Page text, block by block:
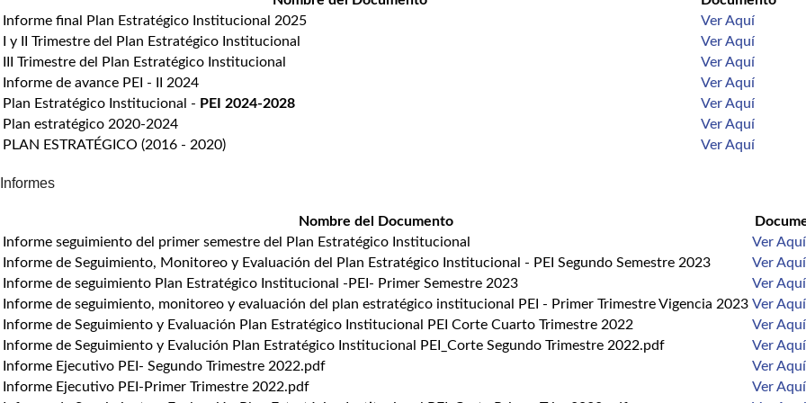
Informe final Plan Estratégico Institucional 2025
Ver Aquí
I y II Trimestre del Plan Estratégico Institucional
Ver Aquí
III Trimestre del Plan Estratégico Institucional
Ver Aquí
Informe de avance PEI - II 2024
Ver Aquí
Plan Estratégico Institucional - PEI 2024-2028
Ver Aquí
Plan estratégico 2020-2024
Ver Aquí
PLAN ESTRATÉGICO (2016 - 2020)
Ver Aquí
Informes
Nombre del Documento
Informe seguimiento del primer semestre del Plan Estratégico Institucional
Ver Aquí
Informe de Seguimiento, Monitoreo y Evaluación del Plan Estratégico Institucional - PEI Segundo Semestre 2023
Ver Aquí
Informe de seguimiento Plan Estratégico Institucional -PEI- Primer Semestre 2023
Ver Aquí
Informe de seguimiento, monitoreo y evaluación del plan estratégico institucional PEI - Primer Trimestre Vigencia 2023 Ver Aquí
Informe de Seguimiento y Evaluación Plan Estratégico Institucional PEI Corte Cuarto Trimestre 2022
Ver Aquí
Informe de Seguimiento y Evalución Plan Estratégico Institucional PEI_Corte Segundo Trimestre 2022.pdf
Ver Aquí
Informe Ejecutivo PEI- Segundo Trimestre 2022.pdf
Ver Aquí
Informe Ejecutivo PEI-Primer Trimestre 2022.pdf
Ver Aquí